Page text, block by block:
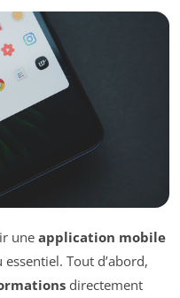
une application mobile
essentiel. Tout d’abord,
directement